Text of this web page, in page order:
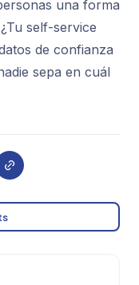
una forma
self-service
de confianza
sepa en cuál